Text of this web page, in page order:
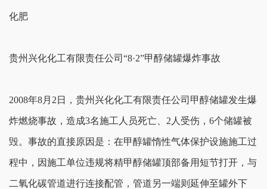
化肥
贵州兴化化工有限责任公司“8·2”甲醇储罐爆炸事故
2008年8月2日，贵州兴化化工有限责任公司甲醇储罐发生爆
炸燃烧事故，造成3名施工人员死亡、2人受伤，6个储罐被
毁。事故的直接原因是：在甲醇罐惰性气体保护设施施工过
程中，因施工单位违规将精甲醇储罐顶部备用短节打开，与
二氧化碳管道进行连接配管，管道另一端则延伸至罐外下